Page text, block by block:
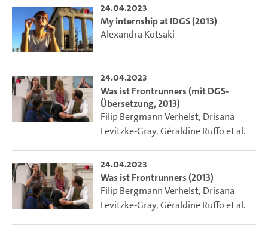
24.04.2023
My internship at IDGS (2013)
Alexandra Kotsaki
24.04.2023
Was ist Frontrunners (mit DGS-
Übersetzung, 2013)
Filip Bergmann Verhelst, Drisana
Levitzke-Gray,Géraldine Ruffoet al.
24.04.2023
Was ist Frontrunners (2013)
Filip Bergmann Verhelst, Drisana
Levitzke-Gray,Géraldine Ruffoet al.